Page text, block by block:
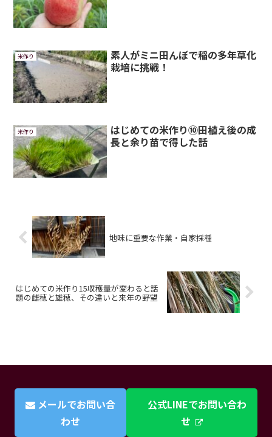
米作り
素人がミニ田んぼで稲の多年草化
栽培に挑戦！
米作り
はじめての米作り⑩田植え後の成
長と余り苗で得した話
地味に重要な作業・自家採種
はじめての米作り15収穫量が変わると話
題の雌穂と雄穂、その違いと来年の野望
メールでお問い合
わせ
公式LINEでお問い合わ
せ